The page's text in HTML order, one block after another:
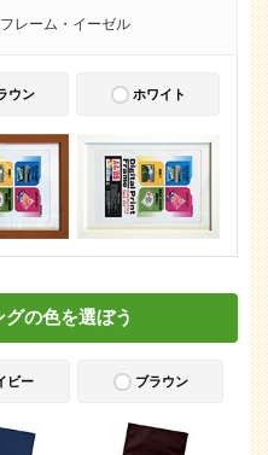
レーム・イーゼル
ウン ホワイト
グの色を選ぼう
ビー ブラウン